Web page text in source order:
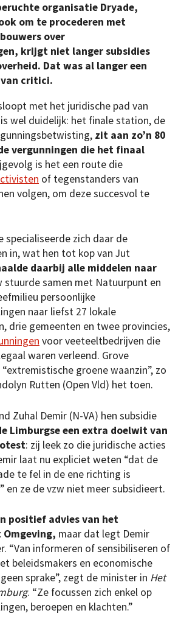
organisatie Dryade,
om te procederen met
over
krijgt niet langer subsidies
Dat was al langer een
critici.
met het juridische pad van
wel duidelijk: het finale station, de
zit aan zo’n 80
vergunningen die het finaal
is het een route die
of tegenstanders van
volgen, om deze succesvol te
specialiseerde zich daar de
in, wat hen tot kop van Jut
daarbij alle middelen naar
stuurde samen met Natuurpunt en
persoonlijke
naar liefst 27 lokale
drie gemeenten en twee provincies,
voor veeteeltbedrijven die
waren verleend. Grove
groene waanzin”, zo
Rutten (Open Vld) het toen.
Zuhal Demir (N-VA) hen subsidie
Limburgse een extra doelwit van
: zij leek zo die juridische acties
laat nu expliciet weten “dat de
te fel in de ene richting is
en ze de vzw niet meer subsidieert.
positief advies van het
maar dat legt Demir
“Van informeren of sensibiliseren of
beleidsmakers en economische
sprake”, zegt de minister in Het
. “Ze focussen zich enkel op
beroepen en klachten.”